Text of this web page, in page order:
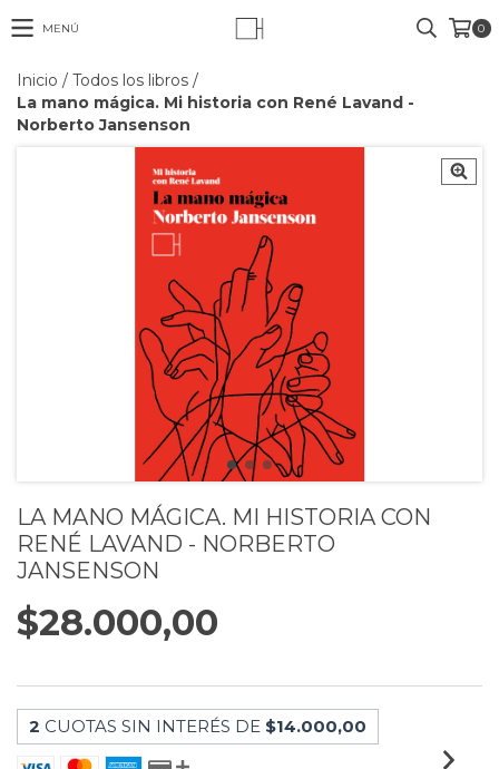
MENÚ 0
Inicio / Todos los libros /
La mano mágica. Mi historia con René Lavand -
Norberto Jansenson
LA MANO MÁGICA. MI HISTORIA CON
RENÉ LAVAND - NORBERTO
JANSENSON
$28.000,00
2 CUOTAS SIN INTERÉS DE $14.000,00